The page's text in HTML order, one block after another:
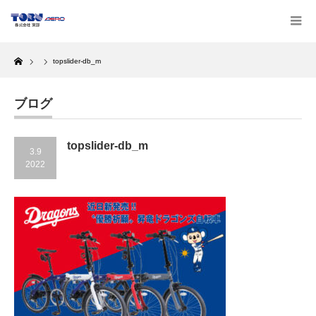
Home
topslider-db_m
ブログ
3.9
2022
topslider-db_m